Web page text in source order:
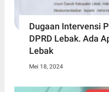
Dugaan Intervensi
DPRD Lebak. Ada
Lebak
Mei 18, 2024